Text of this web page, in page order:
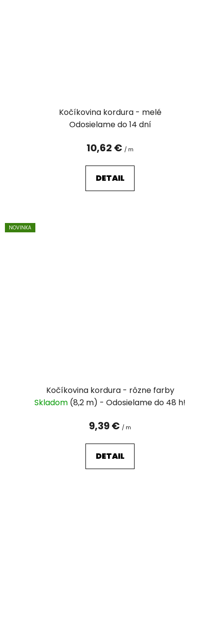
Kočíkovina kordura - melé
Odosielame do 14 dní
10,62 € / m
DETAIL
NOVINKA
Kočíkovina kordura - rôzne farby
Skladom (8,2 m)
9,39 € / m
DETAIL